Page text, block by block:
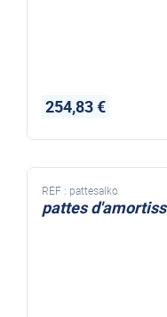
254,83 €
REF : pattesalko
pattes